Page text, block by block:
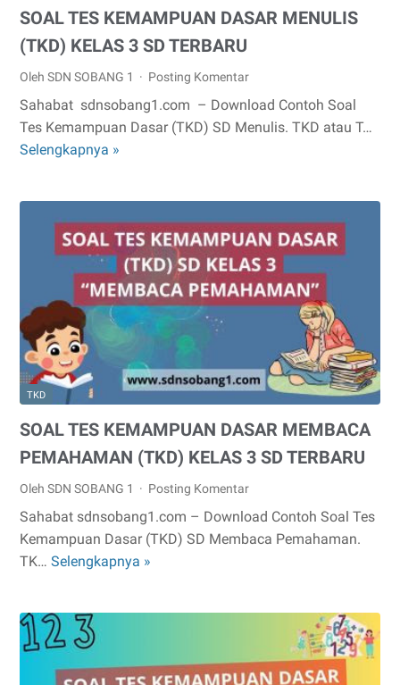
SOAL TES KEMAMPUAN DASAR MENULIS
(TKD) KELAS 3 SD TERBARU
Oleh SDN SOBANG 1 Posting Komentar
Sahabat sdnsobang1.com – Download Contoh Soal
Tes Kemampuan Dasar (TKD) SD Menulis. TKD atau T…
Selengkapnya »
KEMAMPUAN
DASAR
MENULIS
(TKD)
KELAS
3
SD
TERBARU
TKD
SOAL TES KEMAMPUAN DASAR MEMBACA
PEMAHAMAN (TKD) KELAS 3 SD TERBARU
Oleh SDN SOBANG 1 Posting Komentar
Sahabat sdnsobang1.com – Download Contoh Soal Tes
Kemampuan Dasar (TKD) SD Membaca Pemahaman.
TK… Selengkapnya »
PEMAHAMAN